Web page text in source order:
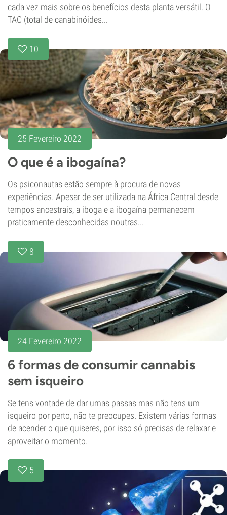
cada vez mais sobre os benefícios desta planta versátil. O
TAC (total de canabinóides...
10
25 Fevereiro 2022
O que é a ibogaína?
Os psiconautas estão sempre à procura de novas
experiências. Apesar de ser utilizada na África Central desde
tempos ancestrais, a iboga e a ibogaína permanecem
praticamente desconhecidas noutras...
8
24 Fevereiro 2022
6 formas de consumir cannabis
sem isqueiro
Se tens vontade de dar umas passas mas não tens um
isqueiro por perto, não te preocupes. Existem várias formas
de acender o que quiseres, por isso só precisas de relaxar e
aproveitar o momento.
5